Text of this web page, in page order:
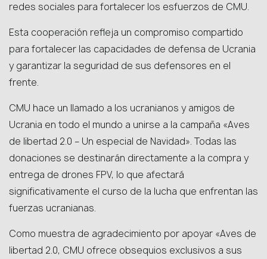
redes sociales para fortalecer los esfuerzos de CMU.
Esta cooperación refleja un compromiso compartido
para fortalecer las capacidades de defensa de Ucrania
y garantizar la seguridad de sus defensores en el
frente.
CMU hace un llamado a los ucranianos y amigos de
Ucrania en todo el mundo a unirse a la campaña «Aves
de libertad 2.0 – Un especial de Navidad». Todas las
donaciones se destinarán directamente a la compra y
entrega de drones FPV, lo que afectará
significativamente el curso de la lucha que enfrentan las
fuerzas ucranianas.
Como muestra de agradecimiento por apoyar «Aves de
libertad 2.0, CMU ofrece obsequios exclusivos a sus